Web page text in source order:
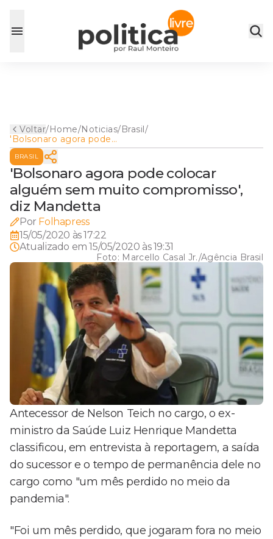
Voltar/Home/Noticias/Brasil/
'Bolsonaro agora pode
colocar alguém sem muito
compromisso', diz Mandetta
BRASIL
'Bolsonaro agora pode colocar
alguém sem muito compromisso',
diz Mandetta
Por Folhapress
15/05/2020 às 17:22
Atualizado em15/05/2020 às 19:31
Foto: Marcello Casal Jr./Agência Brasil
Antecessor de Nelson Teich no cargo, o ex-
ministro da Saúde Luiz Henrique Mandetta
classificou, em entrevista à reportagem, a saída
do sucessor e o tempo de permanência dele no
cargo como "um mês perdido no meio da
pandemia".
"Foi um mês perdido, que jogaram fora no meio